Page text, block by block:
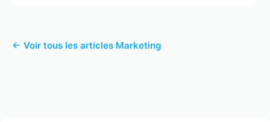
← Voir tous les articles Marketing